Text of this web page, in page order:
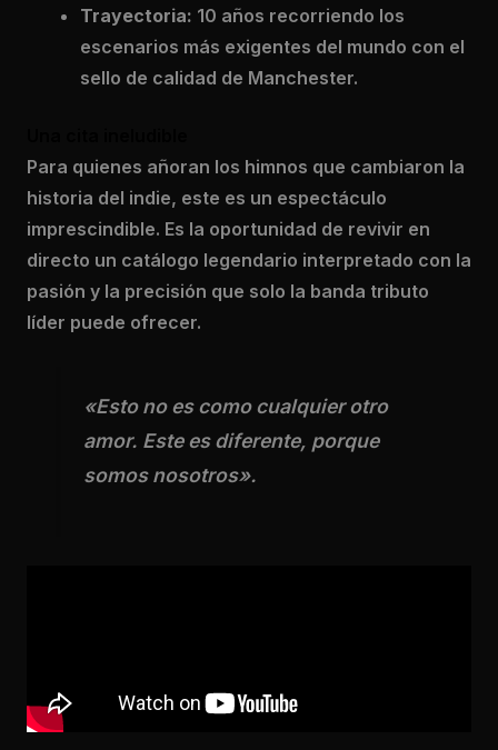
Trayectoria: 10 años recorriendo los
escenarios más exigentes del mundo con el
sello de calidad de Manchester.
Para quienes añoran los himnos que cambiaron la
historia del indie, este es un espectáculo
imprescindible. Es la oportunidad de revivir en
directo un catálogo legendario interpretado con la
pasión y la precisión que solo la banda tributo
líder puede ofrecer.
«Esto no es como cualquier otro
amor. Este es diferente, porque
somos nosotros».